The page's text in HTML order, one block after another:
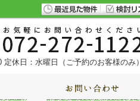
定休日：水曜日（ご予約のお客様のみ）